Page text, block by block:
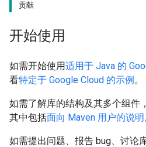
贡献
开始使用
如需开始使用适用于 Java 的
看特定于 Google Cloud 的示例。
如需了解库的结构及其多个组件
其中包括面向 Maven 用户的说明
如需提出问题、报告 bug、讨论